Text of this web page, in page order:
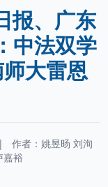
报、广东
中法双学
大雷恩
| 作者： 姚昱旸 刘洵
嘉裕